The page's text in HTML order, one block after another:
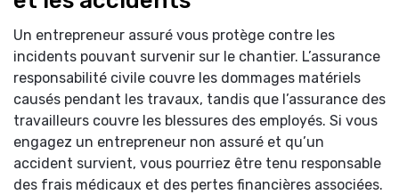
Un entrepreneur assuré vous protège contre les
incidents pouvant survenir sur le chantier. L’assurance
responsabilité civile couvre les dommages matériels
causés pendant les travaux, tandis que l’assurance des
travailleurs couvre les blessures des employés. Si vous
engagez un entrepreneur non assuré et qu’un
accident survient, vous pourriez être tenu responsable
des frais médicaux et des pertes financières associées.